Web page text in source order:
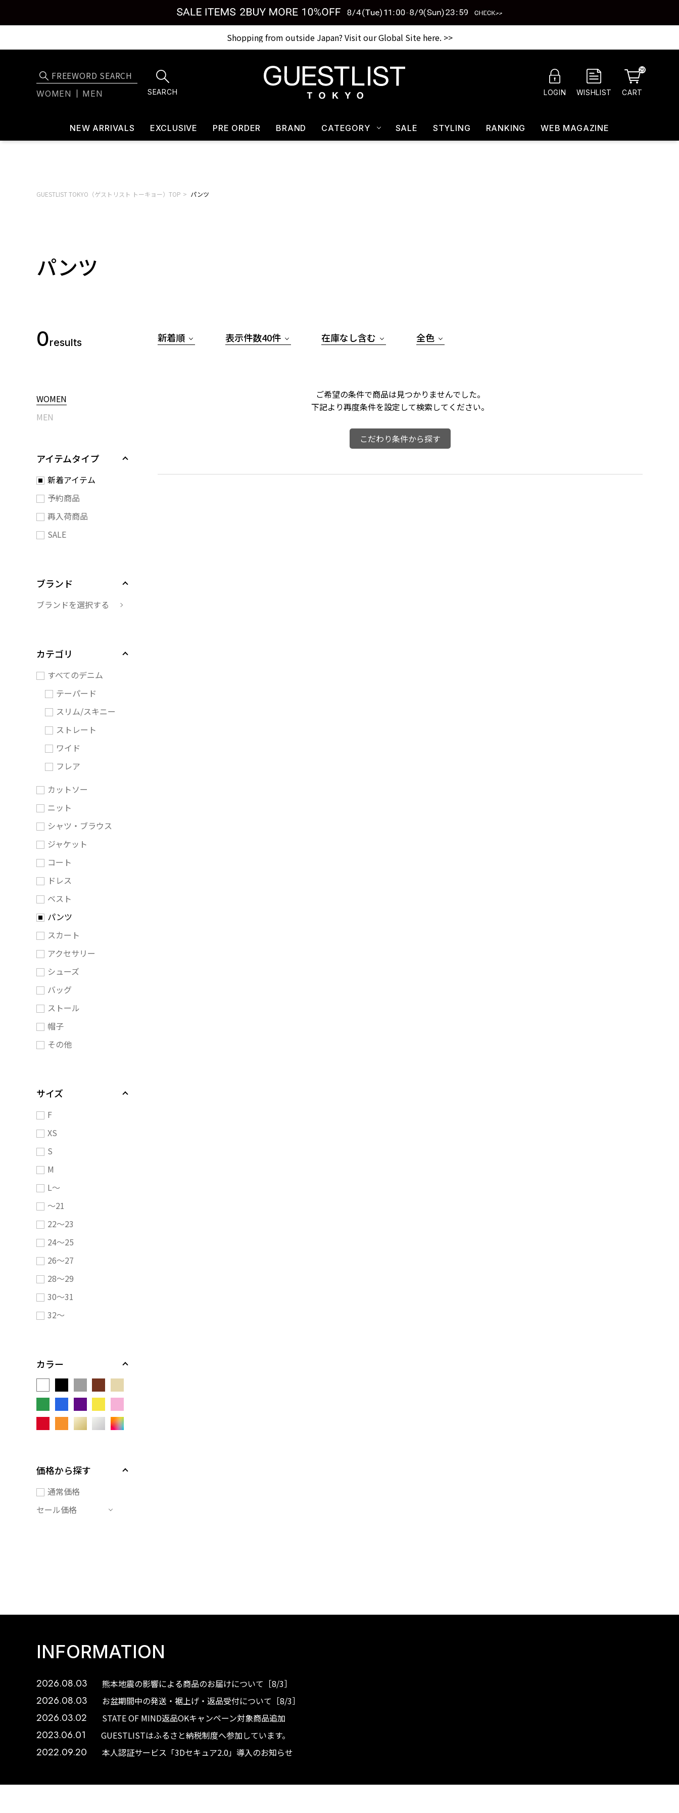
Shopping from outside Japan? Visit our Global Site here. >>
WOMEN MEN SEARCH LOGIN WISHLIST CART
29
NEW ARRIVALS EXCLUSIVE PRE ORDER BRAND CATEGORY SALE STYLING RANKING WEB MAGAZINE
GUESTLIST TOKYO（ゲストリスト トーキョー）TOP パンツ
パンツ
0results
WOMEN
MEN
アイテムタイプ
新着アイテム
予約商品
再入荷商品
SALE
ブランド
ブランドを選択する
カテゴリ
すべてのデニム
テーパード
スリム/スキニー
ストレート
ワイド
フレア
カットソー
ニット
シャツ・ブラウス
ジャケット
コート
ドレス
ベスト
パンツ
スカート
アクセサリー
シューズ
バッグ
ストール
帽子
その他
サイズ
F
XS
S
M
L～
～21
22～23
24～25
26～27
28～29
30～31
32～
カラー
価格から探す
通常価格
セール価格
新着順 表示件数40件 在庫なし含む 全色
ご希望の条件で商品は見つかりませんでした。
下記より再度条件を設定して検索してください。
こだわり条件から探す
INFORMATION
2026.08.03 熊本地震の影響による商品のお届けについて［8/3］
2026.08.03 お盆期間中の発送・裾上げ・返品受付について［8/3］
2026.03.02 STATE OF MIND返品OKキャンペーン対象商品追加
2023.06.01 GUESTLISTはふるさと納税制度へ参加しています。
2022.09.20 本人認証サービス「3Dセキュア2.0」導入のお知らせ